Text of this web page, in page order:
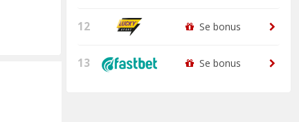
12 Se bonus
13 Se bonus